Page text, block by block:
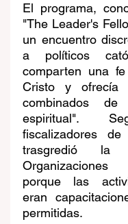
El programa,
"The Leader's
un encuentro
a políticos
comparten una
Cristo y ofrecía
combinados
espiritual".
fiscalizadores
trasgredió
porque las
eran
permitidas.